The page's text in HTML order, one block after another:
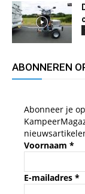
ABONNEREN
Abonneer je
Voornaam *
E-mailadres *